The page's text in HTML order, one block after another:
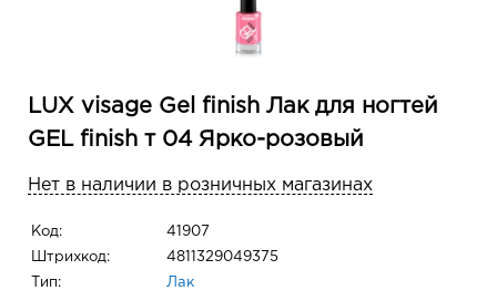
LUX visage Gel finish Лак для ногтей
GEL finish т 04 Ярко-розовый
Нет в наличии в розничных магазинах
Код: 41907
Штрихкод: 4811329049375
Тип: Лак